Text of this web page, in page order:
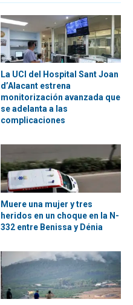
La UCI del Hospital Sant Joan
d’Alacant estrena
monitorización avanzada que
se adelanta a las
complicaciones
Muere una mujer y tres
heridos en un choque en la N-
332 entre Benissa y Dénia